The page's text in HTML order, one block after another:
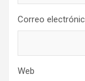
Correo
Web